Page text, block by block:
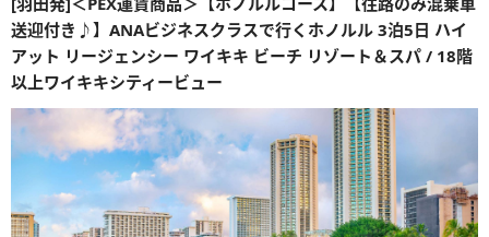
送迎付き♪】ANAビジネスクラスで行くホノルル 3泊5日 ハイ
アット リージェンシー ワイキキ ビーチ リゾート＆スパ / 18階
以上ワイキキシティービュー